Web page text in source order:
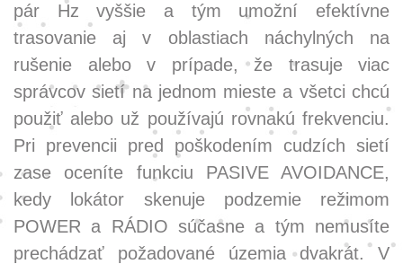
pár Hz vyššie a tým umožní efektívne
trasovanie aj v oblastiach náchylných na
rušenie alebo v prípade, že trasuje viac
správcov sietí na jednom mieste a všetci chcú
použiť alebo už používajú rovnakú frekvenciu.
Pri prevencii pred poškodením cudzích sietí
zase oceníte funkciu PASIVE AVOIDANCE,
kedy lokátor skenuje podzemie režimom
POWER a RÁDIO súčasne a tým nemusíte
prechádzať požadované územia dvakrát. V